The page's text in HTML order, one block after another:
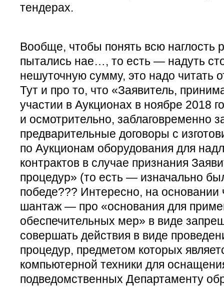
тендерах.
Вообще, чтобы понять всю наглость
пытались нае…, то есть — надуть
нешуточную сумму, это надо читать
Тут и про то, что «Заявитель,
участии в Аукционах в ноябре 2018
и осмотрительно, заблаговременно
предварительные договоры с
по Аукционам оборудования для
контрактов в случае признания
процедур» (то есть — изначально
победе??? Интересно, на основании
шантаж — про «основания для
обеспечительных мер» в виде
совершать действия в виде
процедур, предметом которых
компьютерной техники для
подведомственных Департаменту